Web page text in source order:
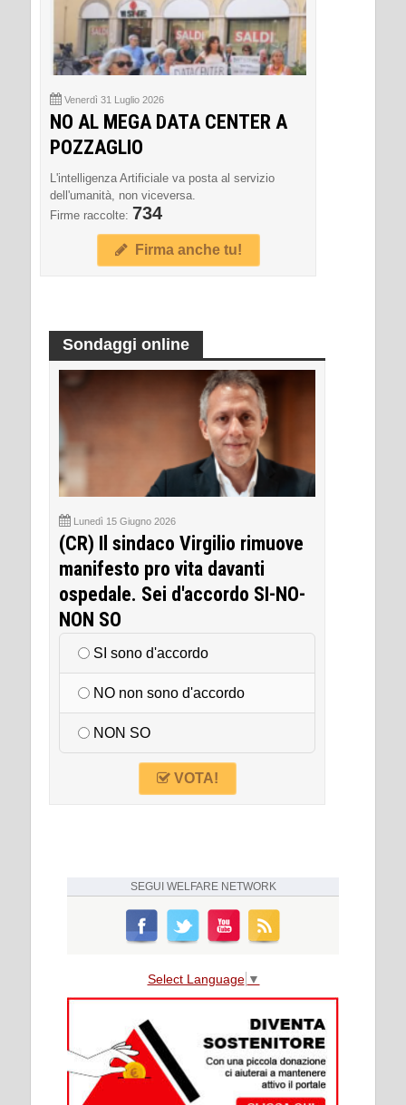
Venerdì 31 Luglio 2026
NO AL MEGA DATA CENTER A
POZZAGLIO
L'intelligenza Artificiale va posta al servizio
dell'umanità, non viceversa.
Firme raccolte: 734
Firma anche tu!
Sondaggi online
Lunedì 15 Giugno 2026
(CR) Il sindaco Virgilio rimuove
manifesto pro vita davanti
ospedale. Sei d'accordo SI-NO-
NON SO
SI sono d'accordo
NO non sono d'accordo
NON SO
VOTA!
SEGUI WELFARE NETWORK
Select Language ▼